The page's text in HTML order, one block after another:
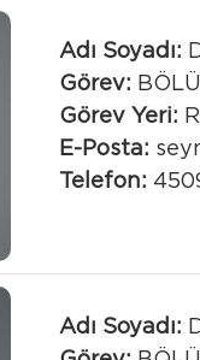
Adı Soyadı:
Görev:
Görev Yeri:
E-Posta:
Telefon:
Adı Soyadı: